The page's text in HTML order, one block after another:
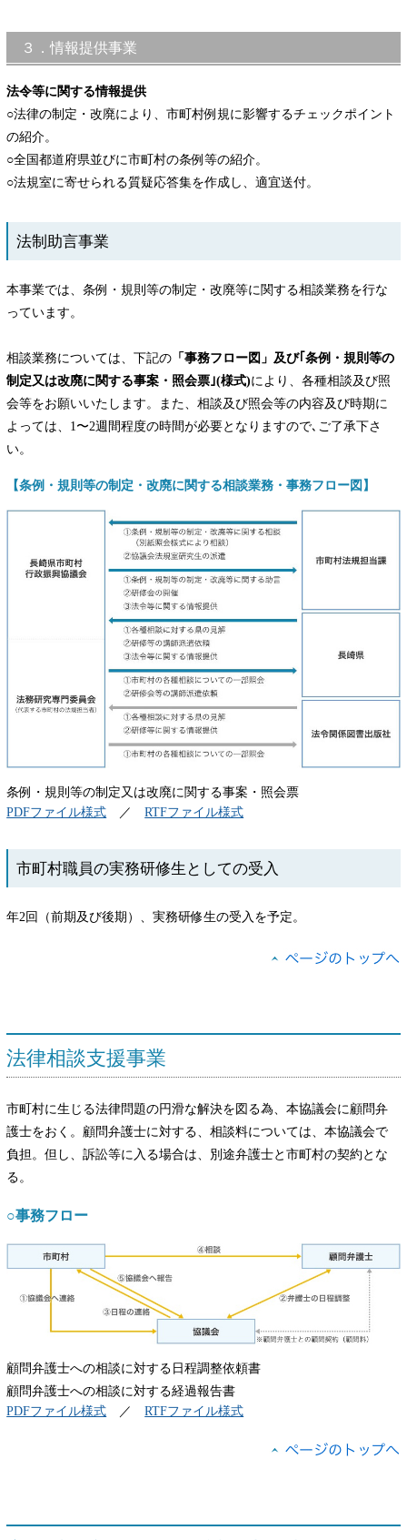
３．情報提供事業
法令等に関する情報提供
○法律の制定・改廃により、市町村例規に影響するチェックポイント
の紹介。
○全国都道府県並びに市町村の条例等の紹介。
○法規室に寄せられる質疑応答集を作成し、適宜送付。
法制助言事業
本事業では、条例・規則等の制定・改廃等に関する相談業務を行な
っています。
相談業務については、下記の 「事務フロー図」及び｢条例・規則等の
制定又は改廃に関する事案・照会票｣(様式)により、各種相談及び照
会等をお願いいたします。また、相談及び照会等の内容及び時期に
よっては、1〜2週間程度の時間が必要となりますので､ご了承下さ
い。
【条例・規則等の制定・改廃に関する相談業務・事務フロー図】
条例・規則等の制定又は改廃に関する事案・照会票
PDFファイル様式 ／RTFファイル様式
市町村職員の実務研修生としての受入
年2回（前期及び後期）、実務研修生の受入を予定。
法律相談支援事業
市町村に生じる法律問題の円滑な解決を図る為、本協議会に顧問弁
護士をおく。顧問弁護士に対する、相談料については、本協議会で
負担。但し、訴訟等に入る場合は、別途弁護士と市町村の契約とな
る。
○事務フロー
顧問弁護士への相談に対する日程調整依頼書
顧問弁護士への相談に対する経過報告書
PDFファイル様式 ／RTFファイル様式